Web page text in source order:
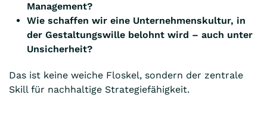
Management?
Wie schaffen wir eine Unternehmenskultur, in
der Gestaltungswille belohnt wird – auch unter
Unsicherheit?
Das ist keine weiche Floskel, sondern der zentrale
Skill für nachhaltige Strategiefähigkeit.